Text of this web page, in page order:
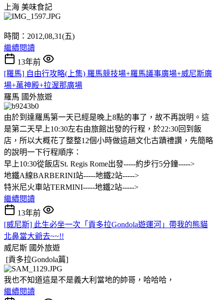
上海 美味食記
時間：2012,08,31(五)
繼續閱讀
13年前
[羅馬] 自由行攻略(上集) 羅馬競技場+羅馬議事廣場+威尼斯廣
場+萬神殿+拉渥那廣場
羅馬 國外旅遊
由於到達羅馬第一天已經是晚上8點的事了，故不再說明。這
是第二天早上10:30左右由旅館出發的行程，於22:30回到飯
店，所以大概花了整整12個小時做這趟文化古蹟禮讚，先簡略
的說明一下行程順序：
早上10:30從飯店St. Regis Rome出發-----約步行5分鐘----->
地鐵A線BARBERINI站-----地鐵2站----->
特米尼火車站TERMINI-----地鐵2站----->
繼續閱讀
13年前
[威尼斯] 此生必坐一次「貢多拉Gondola遊運河」帶我的熊貓
北鼻當大爺去~~!!
威尼斯 國外旅遊
[貢多拉Gondola篇]
我也不知道這是不是義大利當地的帥哥，哈哈哈，
繼續閱讀